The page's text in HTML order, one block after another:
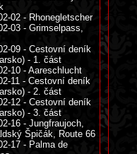
02 - Rhonegletscher
03 - Grimselpass,
09 - Cestovní deník
- 1. část
10 - Aareschlucht
11 - Cestovní deník
- 2. část
12 - Cestovní deník
- 3. část
16 - Jungfraujoch,
Špičák, Route 66
17 - Palma de